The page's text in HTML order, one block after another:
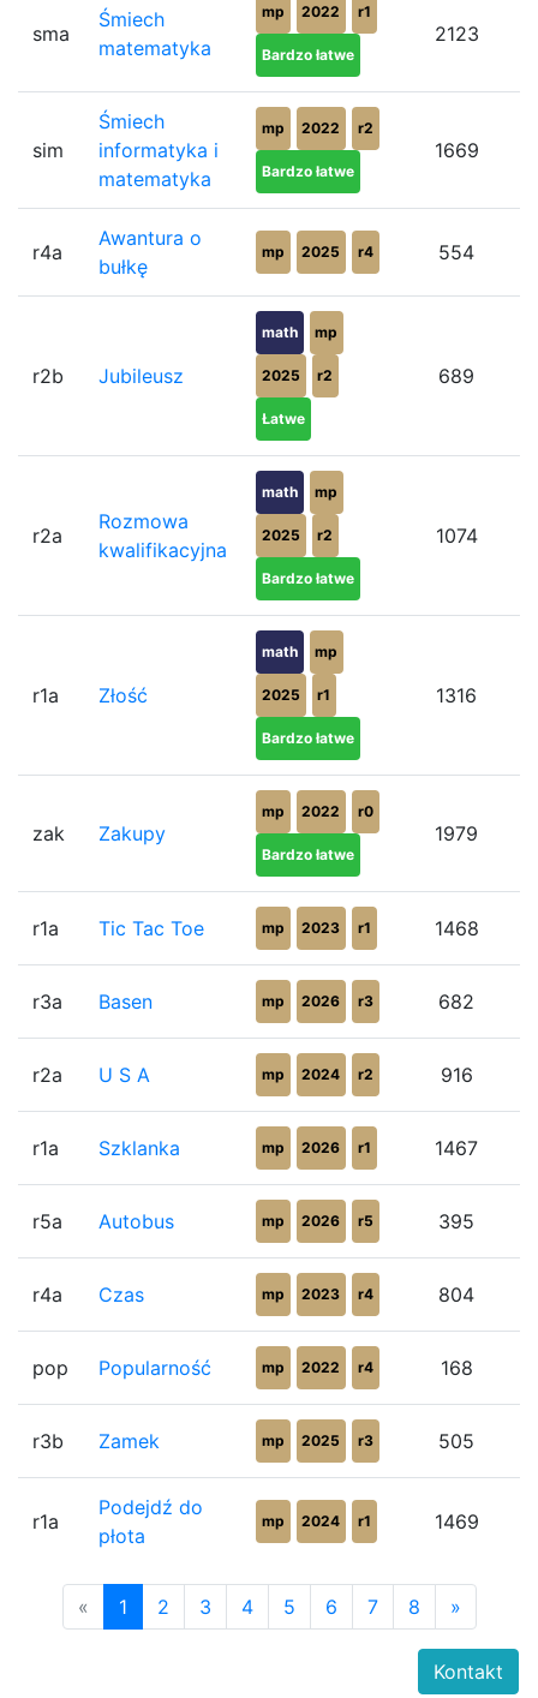
sma
Śmiech
matematyka
mp 2022 r1
Bardzo łatwe
2123
sim
Śmiech
informatyka i
matematyka
mp 2022 r2
Bardzo łatwe
1669
r4a
Awantura o
bułkę
mp 2025 r4 554
r2b Jubileusz
math mp
2025 r2
Łatwe
689
r2a
Rozmowa
kwalifikacyjna
math mp
2025 r2
Bardzo łatwe
1074
r1a Złość
math mp
2025 r1
Bardzo łatwe
1316
zak Zakupy
mp 2022 r0
Bardzo łatwe
1979
r1a Tic Tac Toe mp 2023 r1 1468
r3a Basen mp 2026 r3 682
r2a U S A mp 2024 r2 916
r1a Szklanka mp 2026 r1 1467
r5a Autobus mp 2026 r5 395
r4a Czas mp 2023 r4 804
pop Popularność mp 2022 r4 168
r3b Zamek mp 2025 r3 505
r1a
Podejdź do
płota
mp 2024 r1 1469
« 1 2 3 4 5 6 7 8 »
Kontakt